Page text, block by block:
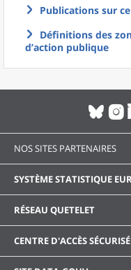
Publications sur
Définitions des
d’action publique
NOS SITES PARTENAIRES
SYSTÈME STATISTIQUE
RÉSEAU QUETELET
CENTRE D'ACCÈS